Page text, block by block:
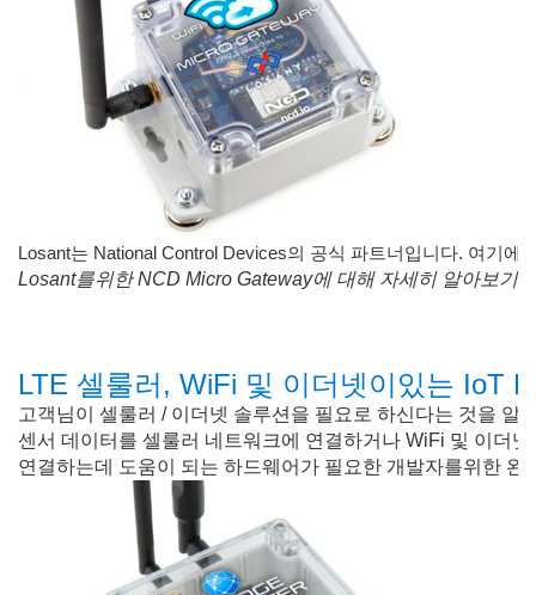
Losant는 National Control Devices의 공식 파트너입니다. 여기에
Losant를위한 NCD Micro Gateway에 대해 자세히 알아보기
LTE 셀룰러, WiFi 및 이더넷이있는 IoT
고객님이 셀룰러 / 이더넷 솔루션을 필요로 하신다는 것을
센서 데이터를 셀룰러 네트워크에 연결하거나 WiFi 및 이더
연결하는데 도움이 되는 하드웨어가 필요한 개발자를위한